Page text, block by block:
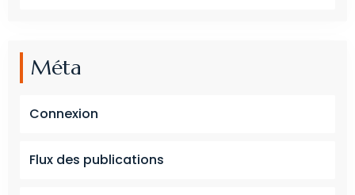
Méta
Connexion
Flux des publications